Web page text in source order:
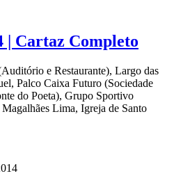
| Cartaz Completo
e Restaurante), Largo das
Palco Caixa Futuro (Sociedade
do Poeta), Grupo Sportivo
Lima, Igreja de Santo